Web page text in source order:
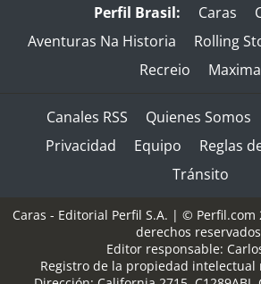
Perfil Brasil: Caras
Aventuras Na Historia
Rolling
Recreio
Maxima
Canales RSS Quienes Somos
Privacidad
Equipo
Reglas
Tránsito
Caras - Editorial Perfil S.A. | © Perfil.com
derechos
Editor responsable:
Registro de la propiedad intelectual